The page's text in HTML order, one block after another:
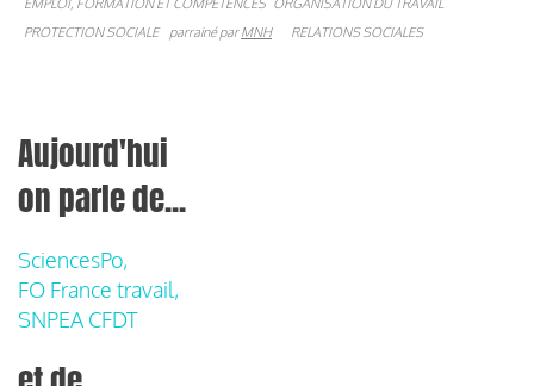
EMPLOI, FORMATION ET COMPÉTENCES ORGANISATION DU TRAVAIL
PROTECTION SOCIALE
parrainé parMNH RELATIONS SOCIALES
Aujourd'hui
on parle de...
SciencesPo,
FO France travail,
SNPEA CFDT